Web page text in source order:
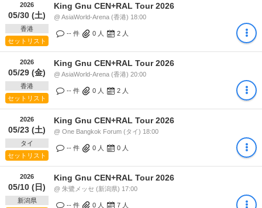
2026
05/30 (土)
香港
セットリスト
King Gnu CEN+RAL Tour 2026
@ AsiaWorld-Arena (香港) 18:00
-- 件 0 人 2 人
2026
05/29 (金)
香港
セットリスト
King Gnu CEN+RAL Tour 2026
@ AsiaWorld-Arena (香港) 20:00
-- 件 0 人 2 人
2026
05/23 (土)
タイ
セットリスト
King Gnu CEN+RAL Tour 2026
@ One Bangkok Forum (タイ) 18:00
-- 件 0 人 0 人
2026
05/10 (日)
新潟県
King Gnu CEN+RAL Tour 2026
@ 朱鷺メッセ (新潟県) 17:00
-- 件 0 人 7 人